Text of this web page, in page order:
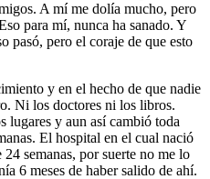
A mí me dolía mucho, pero
para mí, nunca ha sanado. Y
pasó, pero el coraje de que esto
y en el hecho de que nadie
Ni los doctores ni los libros.
lugares y aun así cambió toda
El hospital en el cual nació
semanas, por suerte no me lo
6 meses de haber salido de ahí.